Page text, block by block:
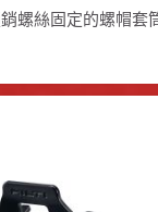
螺絲固定的螺帽套